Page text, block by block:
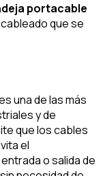
portacable
que se
una de las más
y de
que los cables
el
o salida de